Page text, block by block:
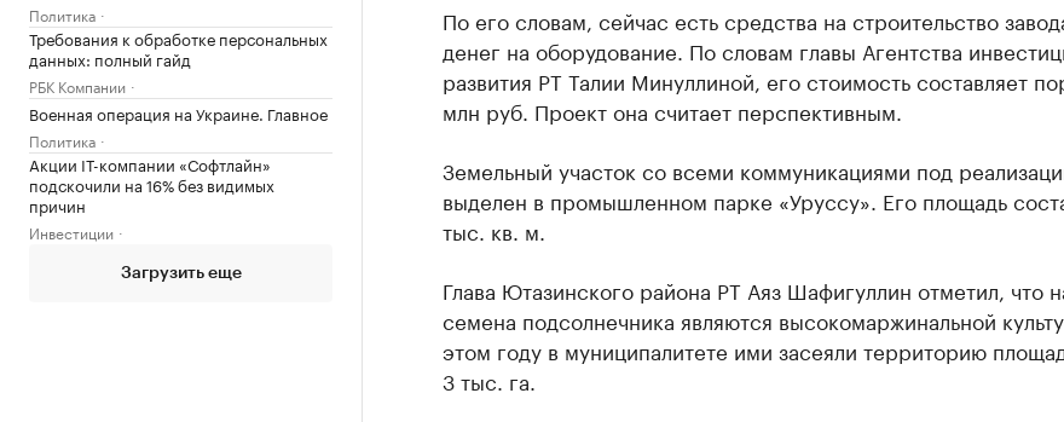
Политика
Требования к обработке персональных
данных: полный гайд
РБК Компании
Военная операция на Украине. Главное
Политика
Акции IT-компании «Софтлайн»
подскочили на 16% без видимых
причин
Инвестиции
Загрузить еще
По его словам, сейчас есть средства на строительство
денег на оборудование. По словам главы Агентства
развития РТ Талии Минуллиной, его стоимость составляет
млн руб. Проект она считает перспективным.
Земельный участок со всеми коммуникациями под
выделен в промышленном парке «Уруссу». Его площадь
тыс. кв. м.
Глава Ютазинского района РТ Аяз Шафигуллин отметил, что
семена подсолнечника являются высокомаржинальной
этом году в муниципалитете ими засеяли территорию
3 тыс. га.